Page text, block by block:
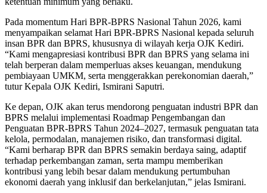
Pada momentum Hari BPR-BPRS Nasional Tahun 2026, kami
menyampaikan selamat Hari BPR-BPRS Nasional kepada seluruh
insan BPR dan BPRS, khususnya di wilayah kerja OJK Kediri.
“Kami mengapresiasi kontribusi BPR dan BPRS yang selama ini
telah berperan dalam memperluas akses keuangan, mendukung
pembiayaan UMKM, serta menggerakkan perekonomian daerah,”
tutur Kepala OJK Kediri, Ismirani Saputri.
Ke depan, OJK akan terus mendorong penguatan industri BPR dan
BPRS melalui implementasi Roadmap Pengembangan dan
Penguatan BPR-BPRS Tahun 2024–2027, termasuk penguatan tata
kelola, permodalan, manajemen risiko, dan transformasi digital.
“Kami berharap BPR dan BPRS semakin berdaya saing, adaptif
terhadap perkembangan zaman, serta mampu memberikan
kontribusi yang lebih besar dalam mendukung pertumbuhan
ekonomi daerah yang inklusif dan berkelanjutan,” jelas Ismirani.